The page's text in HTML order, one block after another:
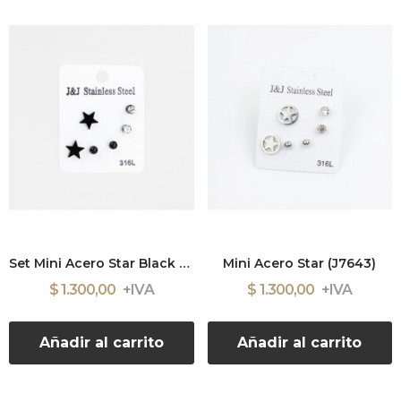
Set Mini Acero Star Black (J7668)
$ 1.300,00
Añadir al carrito
Mini Acero Star (J7643)
$ 1.300,00
Añadir al carrito